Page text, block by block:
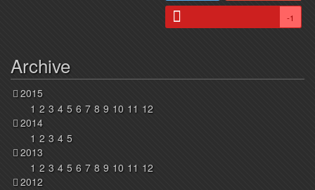
-1
Archive
2015
1 2 3 4 5 6 7 8 9 10 11 12
2014
1 2 3 4 5
2013
1 2 3 4 5 6 7 8 9 10 11 12
2012